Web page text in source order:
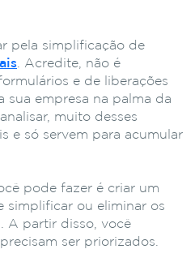
pela simplificação de
. Acredite, não é
e de liberações
sua empresa na palma da
muito desses
e só servem para acumular
pode fazer é criar um
simplificar ou eliminar os
A partir disso, você
ser priorizados.